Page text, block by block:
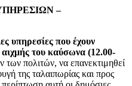
–
υπηρεσίες που έχουν
του καύσωνα (12.00-
των πολιτών, να επανεκτιμηθεί
της ταλαιπωρίας και προς